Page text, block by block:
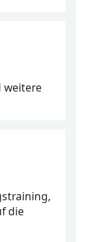
weitere
die